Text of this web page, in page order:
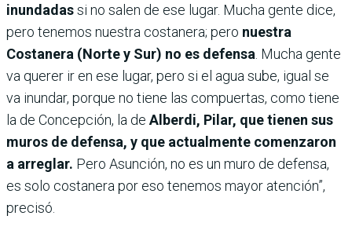
inundadassi no salen de ese lugar. Mucha gente dice,
pero tenemos nuestra costanera; pero nuestra
Costanera (Norte y Sur) no es defensa . Mucha gente
va querer ir en ese lugar, pero si el agua sube, igual se
va inundar, porque no tiene las compuertas, como tiene
la de Concepción, la de Alberdi, Pilar, que tienen sus
muros de defensa, y que actualmente comenzaron
a arreglar. Pero Asunción, no es un muro de defensa,
es solo costanera por eso tenemos mayor atención”,
precisó.